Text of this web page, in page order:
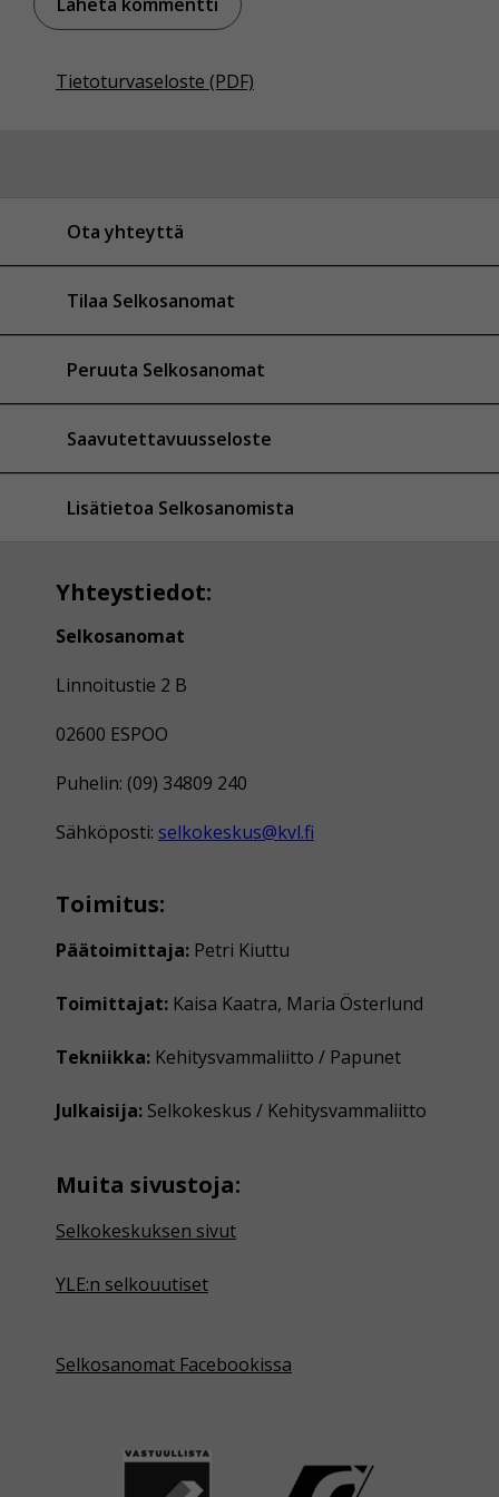
Tietoturvaseloste (PDF)
Ota yhteyttä
Tilaa Selkosanomat
Peruuta Selkosanomat
Saavutettavuusseloste
Lisätietoa Selkosanomista
Yhteystiedot:
Selkosanomat
Linnoitustie 2 B
02600 ESPOO
Puhelin: (09) 34809 240
Sähköposti: selkokeskus@kvl.fi
Toimitus:
Päätoimittaja: Petri Kiuttu
Toimittajat: Kaisa Kaatra, Maria Österlund
Tekniikka: Kehitysvammaliitto / Papunet
Julkaisija: Selkokeskus / Kehitysvammaliitto
Muita sivustoja:
Selkokeskuksen sivut
YLE:n selkouutiset
Selkosanomat Facebookissa